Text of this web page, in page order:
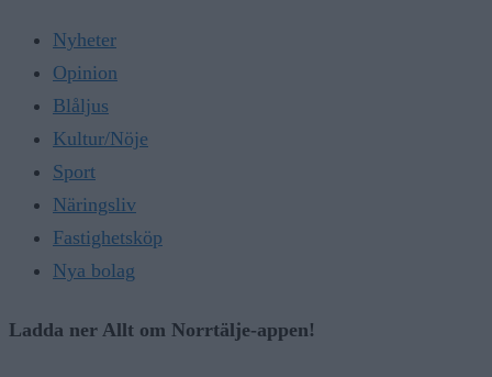
Nyheter
Opinion
Blåljus
Kultur/Nöje
Sport
Näringsliv
Fastighetsköp
Nya bolag
Ladda ner Allt om Norrtälje-appen!